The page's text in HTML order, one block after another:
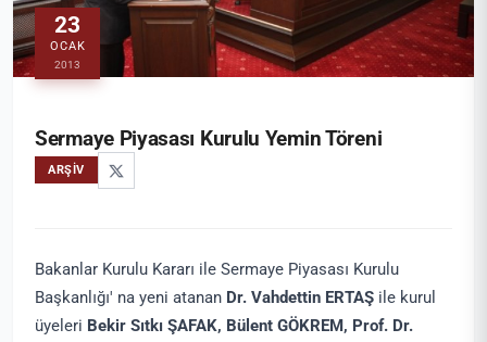
23
OCAK
2013
Sermaye Piyasası Kurulu Yemin Töreni
ARŞIV
Bakanlar Kurulu Kararı ile Sermaye Piyasası Kurulu
Başkanlığı' na yeni atanan Dr. Vahdettin ERTAŞ ile kurul
üyeleri Bekir Sıtkı ŞAFAK, Bülent GÖKREM, Prof. Dr.